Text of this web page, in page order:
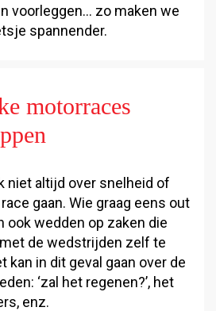
voorleggen… zo maken we
spannender.
motorraces
niet altijd over snelheid of
gaan. Wie graag eens out
ook wedden op zaken die
de wedstrijden zelf te
kan in dit geval gaan over de
‘zal het regenen?’, het
enz.